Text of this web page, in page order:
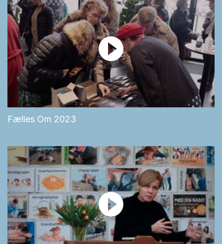
Fælles Om 2023